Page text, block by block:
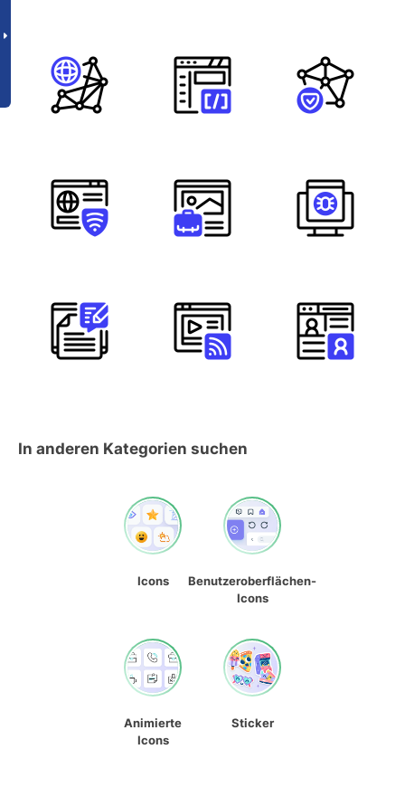
In anderen Kategorien suchen
Icons
Benutzeroberflächen-
Icons
Animierte
Icons
Sticker